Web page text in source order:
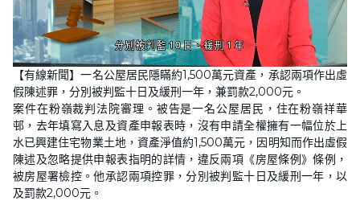
U
n
m
u
t
e
L
o
a
d
e
d
:
1
0
0
0
0
%
【有線新聞】一名公屋居民隱瞞約1,500萬元資產，承認兩項作出虛
假陳述罪，分別被判監十日及緩刑一年，兼罰款2,000元。
案件在粉嶺裁判法院審理。被告是一名公屋居民，住在粉嶺祥華
邨，去年填寫入息及資產申報表時，沒有申請全權擁有一幅位於上
水已興建住宅物業土地，資產淨值約1,500萬元，因明知而作出虛假
陳述及忽略提供申報表指明的詳情，違反兩項《房屋條例》條例，
被房屋署檢控。他承認兩項控罪，分別被判監十日及緩刑一年，以
及罰款2,000元。